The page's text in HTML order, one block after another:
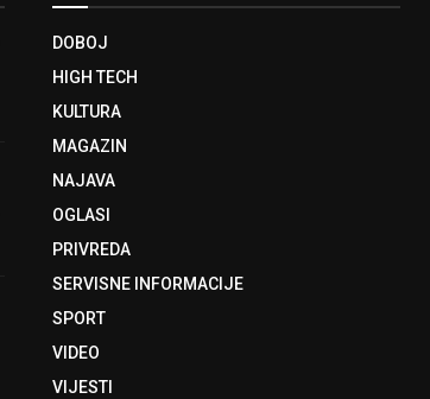
DOBOJ
HIGH TECH
KULTURA
MAGAZIN
NAJAVA
OGLASI
PRIVREDA
SERVISNE INFORMACIJE
SPORT
VIDEO
VIJESTI